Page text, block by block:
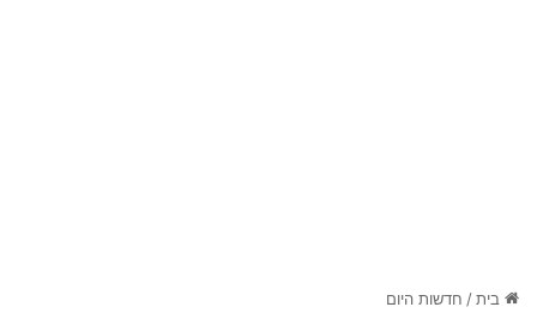
בית/ חדשות היום